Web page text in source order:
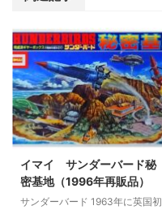
イマイ サンダーバード秘
密基地（1996年再販品）
サンダーバード 1963年に英国初